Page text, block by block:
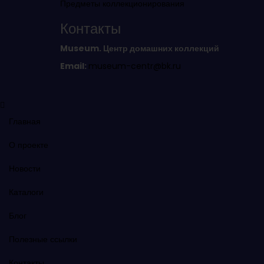
Предметы коллекционирования
Контакты
Museum. Центр домашних коллекций
Email: museum-centr@bk.ru
Главная
О проекте
Новости
Каталоги
Блог
Полезные ссылки